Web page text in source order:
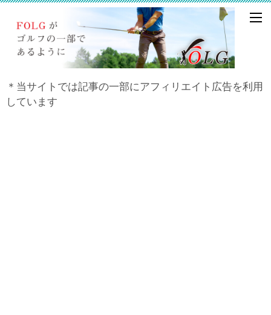
＊当サイトでは記事の一部にアフィリエイト広告を利用
しています